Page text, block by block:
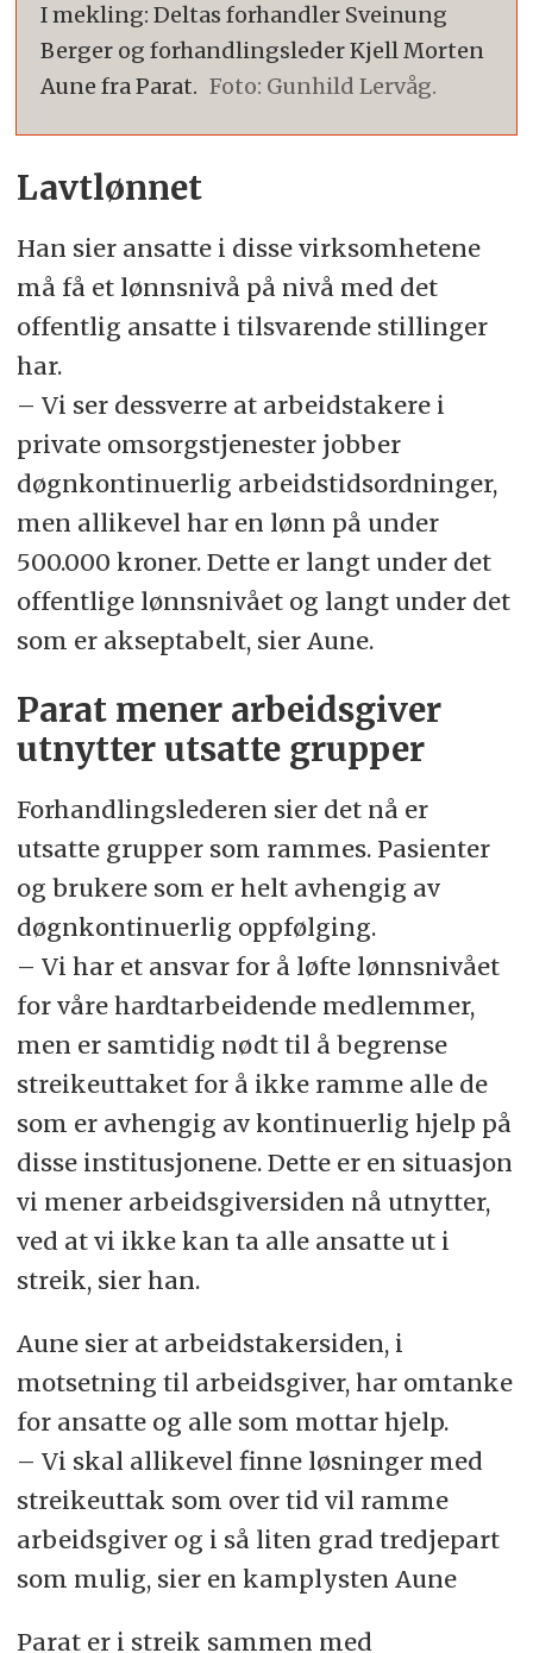
I mekling: Deltas forhandler Sveinung
Berger og forhandlingsleder Kjell Morten
Aune fra Parat. Foto: Gunhild Lervåg.
Lavtlønnet
Han sier ansatte i disse virksomhetene
må få et lønnsnivå på nivå med det
offentlig ansatte i tilsvarende stillinger
har.
– Vi ser dessverre at arbeidstakere i
private omsorgstjenester jobber
døgnkontinuerlig arbeidstidsordninger,
men allikevel har en lønn på under
500.000 kroner. Dette er langt under det
offentlige lønnsnivået og langt under det
som er akseptabelt, sier Aune.
Parat mener arbeidsgiver
utnytter utsatte grupper
Forhandlingslederen sier det nå er
utsatte grupper som rammes. Pasienter
og brukere som er helt avhengig av
døgnkontinuerlig oppfølging.
– Vi har et ansvar for å løfte lønnsnivået
for våre hardtarbeidende medlemmer,
men er samtidig nødt til å begrense
streikeuttaket for å ikke ramme alle de
som er avhengig av kontinuerlig hjelp på
disse institusjonene. Dette er en situasjon
vi mener arbeidsgiversiden nå utnytter,
ved at vi ikke kan ta alle ansatte ut i
streik, sier han.
Aune sier at arbeidstakersiden, i
motsetning til arbeidsgiver, har omtanke
for ansatte og alle som mottar hjelp.
– Vi skal allikevel finne løsninger med
streikeuttak som over tid vil ramme
arbeidsgiver og i så liten grad tredjepart
som mulig, sier en kamplysten Aune
Parat er i streik sammen med